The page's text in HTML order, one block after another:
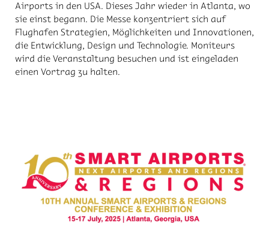
Airports in den USA. Dieses Jahr wieder in Atlanta, wo
sie einst begann. Die Messe konzentriert sich auf
Flughafen Strategien, Möglichkeiten und Innovationen,
die Entwicklung, Design und Technologie. Moniteurs
wird die Veranstaltung besuchen und ist eingeladen
einen Vortrag zu halten.